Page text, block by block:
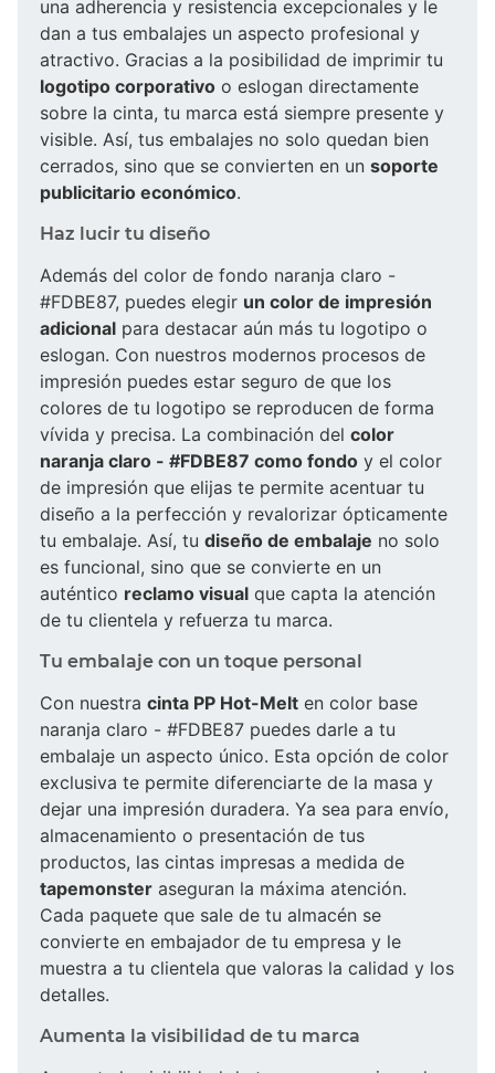
una adherencia y resistencia excepcionales y le
dan a tus embalajes un aspecto profesional y
atractivo. Gracias a la posibilidad de imprimir tu
logotipo corporativo o eslogan directamente
sobre la cinta, tu marca está siempre presente y
visible. Así, tus embalajes no solo quedan bien
cerrados, sino que se convierten en un soporte
publicitario económico.
Haz lucir tu diseño
Además del color de fondo naranja claro -
#FDBE87, puedes elegir un color de impresión
adicional para destacar aún más tu logotipo o
eslogan. Con nuestros modernos procesos de
impresión puedes estar seguro de que los
colores de tu logotipo se reproducen de forma
vívida y precisa. La combinación del color
naranja claro - #FDBE87 como fondo y el color
de impresión que elijas te permite acentuar tu
diseño a la perfección y revalorizar ópticamente
tu embalaje. Así, tu diseño de embalaje no solo
es funcional, sino que se convierte en un
auténtico reclamo visual que capta la atención
de tu clientela y refuerza tu marca.
Tu embalaje con un toque personal
Con nuestra cinta PP Hot-Melt en color base
naranja claro - #FDBE87 puedes darle a tu
embalaje un aspecto único. Esta opción de color
exclusiva te permite diferenciarte de la masa y
dejar una impresión duradera. Ya sea para envío,
almacenamiento o presentación de tus
productos, las cintas impresas a medida de
tapemonster aseguran la máxima atención.
Cada paquete que sale de tu almacén se
convierte en embajador de tu empresa y le
muestra a tu clientela que valoras la calidad y los
detalles.
Aumenta la visibilidad de tu marca